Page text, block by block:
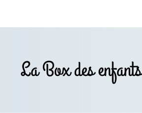
La Box des enfants